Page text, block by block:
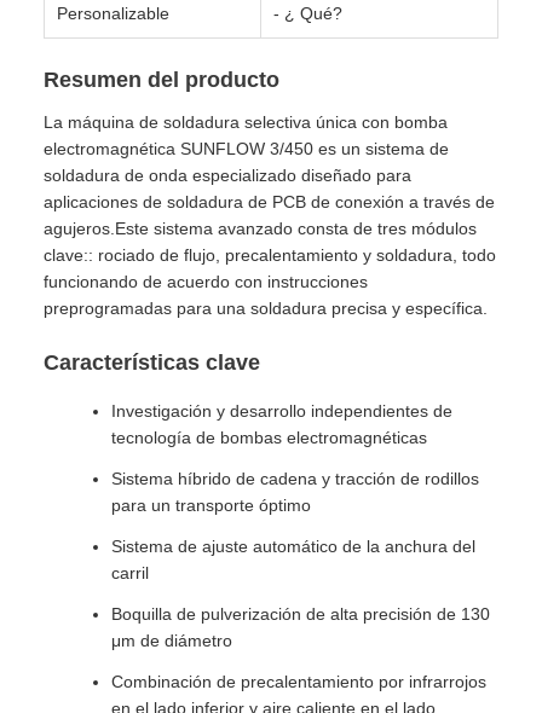
Personalizable - ¿ Qué?
Resumen del producto
La máquina de soldadura selectiva única con bomba
electromagnética SUNFLOW 3/450 es un sistema de
soldadura de onda especializado diseñado para
aplicaciones de soldadura de PCB de conexión a través de
agujeros.Este sistema avanzado consta de tres módulos
clave:: rociado de flujo, precalentamiento y soldadura, todo
funcionando de acuerdo con instrucciones
preprogramadas para una soldadura precisa y específica.
Características clave
Investigación y desarrollo independientes de
tecnología de bombas electromagnéticas
Sistema híbrido de cadena y tracción de rodillos
para un transporte óptimo
Sistema de ajuste automático de la anchura del
carril
Boquilla de pulverización de alta precisión de 130
μm de diámetro
Combinación de precalentamiento por infrarrojos
en el lado inferior y aire caliente en el lado